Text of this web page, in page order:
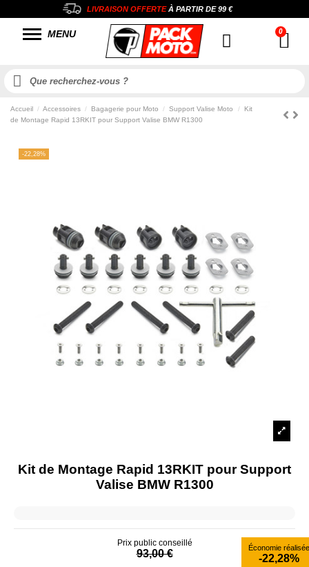
LIVRAISON OFFERTEÀ PARTIR DE99 €
MENU
Accueil Accessoires Bagagerie pour Moto Support Valise Moto
Kit
de Montage Rapid 13RKIT pour Support Valise BMW R1300
-22,28%
Kit de Montage Rapid 13RKIT pour Support
Valise BMW R1300
Prix public conseillé
93,00 € Économie réalisée
-22,28%